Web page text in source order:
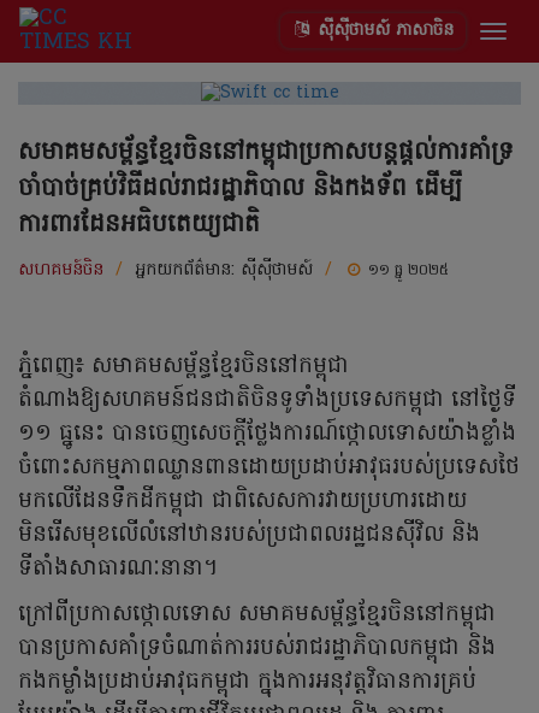
ស៊ីស៊ីថាមស៍ ភាសាចិន
សមាគមសម្ព័ន្ធខ្មែរចិននៅកម្ពុជាប្រកាសបន្តផ្តល់ការគាំទ្រ
ចាំបាច់គ្រប់វិធីដល់រាជរដ្ឋាភិបាល និងកងទ័ព ដើម្បី
ការពារដែនអធិបតេយ្យជាតិ
សហគមន៍ចិន / អ្នកយកព័ត៌មាន: ស៊ីស៊ីថាមស៍ / ១១ ធ្នូ ២០២៥
ភ្នំពេញ៖ សមាគមសម្ព័ន្ធខ្មែរចិននៅកម្ពុជា
តំណាងឱ្យសហគមន៍ជនជាតិចិនទូទាំងប្រទេសកម្ពុជា នៅថ្ងៃទី
១១ ធ្នូនេះ បានចេញសេចក្តីថ្លែងការណ៍ថ្កោលទោសយ៉ាងខ្លាំង
ចំពោះសកម្មភាពឈ្លានពានដោយប្រដាប់អាវុធរបស់ប្រទេសថៃ
មកលើដែនទឹកដីកម្ពុជា ជាពិសេសការវាយប្រហារដោយ
មិនរើសមុខលើលំនៅឋានរបស់ប្រជាពលរដ្ឋជនស៊ីវិល និង
ទីតាំងសាធារណៈនានា។
ក្រៅពីប្រកាសថ្កោលទោស សមាគមសម្ព័ន្ធខ្មែរចិននៅកម្ពុជា
បានប្រកាសគាំទ្រចំណាត់ការរបស់រាជរដ្ឋាភិបាលកម្ពុជា និង
កងកម្លាំងប្រដាប់អាវុធកម្ពុជា ក្នុងការអនុវត្តវិធានការគ្រប់